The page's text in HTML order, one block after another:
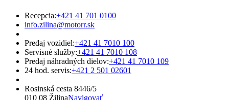
Recepcia:+421 41 701 0100
info.zilina@motorr.sk
Predaj vozidiel:+421 41 7010 100
Servisné služby:+421 41 7010 108
Predaj náhradných dielov:+421 41 7010 109
24 hod. servis:+421 2 501 02601
Rosinská cesta 8446/5
010 08 ŽilinaNavigovať